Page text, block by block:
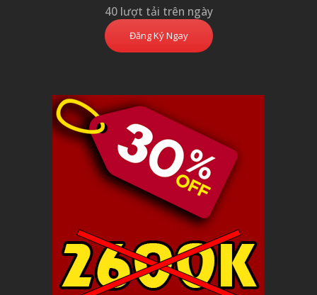
40 lượt tải trên ngày
Đăng Ký Ngay